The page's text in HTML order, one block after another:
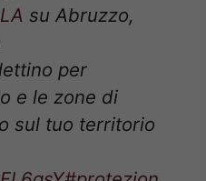
su Abruzzo,
per
e le zone di
sul tuo territorio